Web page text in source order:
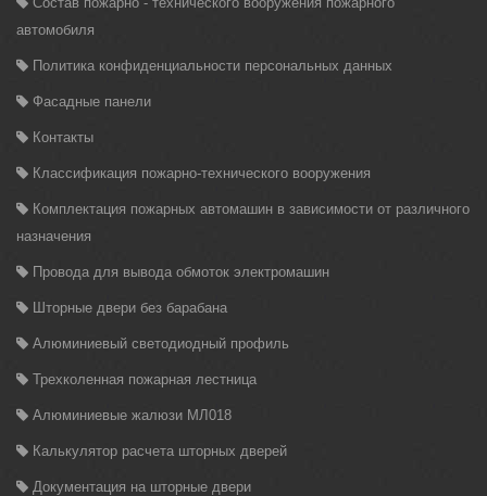
автомобиля
Политика конфиденциальности персональных данных
Фасадные панели
Контакты
Классификация пожарно-технического вооружения
Комплектация пожарных автомашин в зависимости от различного
назначения
Провода для вывода обмоток электромашин
Шторные двери без барабана
Алюминиевый светодиодный профиль
Трехколенная пожарная лестница
Алюминиевые жалюзи МЛ018
Калькулятор расчета шторных дверей
Документация на шторные двери